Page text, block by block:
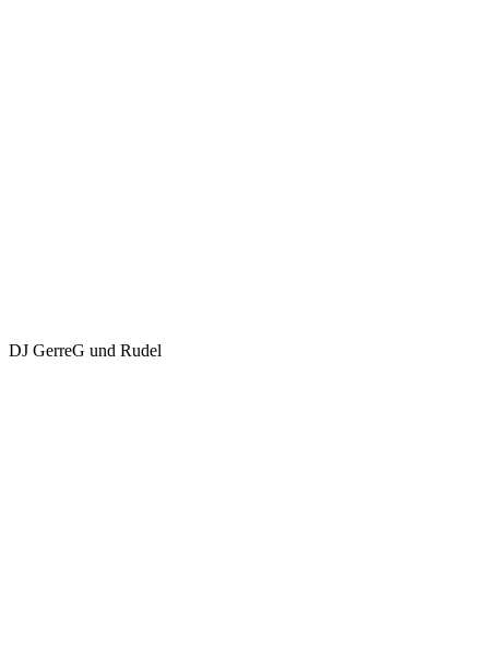
DJ GerreG und Rudel